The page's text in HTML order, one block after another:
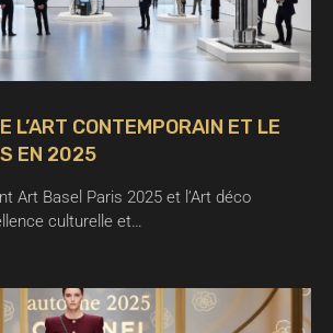
L’ART CONTEMPORAIN ET LE
EN 2025
Art Basel Paris 2025 et l’Art déco
culturelle et…